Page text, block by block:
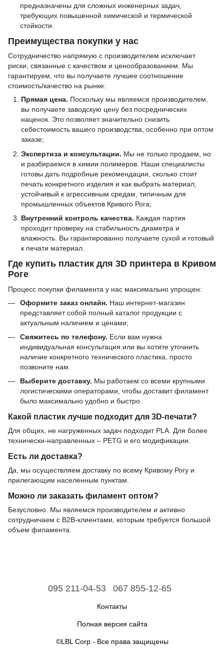
предназначены для сложных инженерных задач,
требующих повышенной химической и термической
стойкости.
Преимущества покупки у нас
Сотрудничество напрямую с производителем исключает
риски, связанные с качеством и ценообразованием. Мы
гарантируем, что вы получаете лучшее соотношение
стоимость/качество на рынке:
Прямая цена. Поскольку мы являемся производителем,
вы получаете заводскую цену без посреднических
наценок. Это позволяет значительно снизить
себестоимость вашего производства, особенно при оптом
заказе;
Экспертиза и консультации. Мы не только продаем, но
и разбираемся в химии полимеров. Наши специалисты
готовы дать подробные рекомендации, сколько стоит
печать конкретного изделия и как выбрать материал,
устойчивый к агрессивным средам, типичным для
промышленных объектов Кривого Рога;
Внутренний контроль качества. Каждая партия
проходит проверку на стабильность диаметра и
влажность. Вы гарантированно получаете сухой и готовый
к печати материал.
Где купить пластик для 3D принтера в Кривом
Роге
Процесс покупки филамента у нас максимально упрощен:
Оформите заказ онлайн. Наш интернет-магазин
представляет собой полный каталог продукции с
актуальным наличием и ценами;
Свяжитесь по телефону. Если вам нужна
индивидуальная консультация или вы хотите уточнить
наличие конкретного технического пластика, просто
позвоните нам.
Выберите доставку. Мы работаем со всеми крупными
логистическими операторами, чтобы доставит филамент
было максимально удобно и быстро.
Какой пластик лучше подходит для 3D-печати?
Для общих, не нагруженных задач подходит PLA. Для более
технически-направленных – PETG и его модификации.
Есть ли доставка?
Да, мы осуществляем доставку по всему Кривому Рогу и
прилегающим населенным пунктам.
Можно ли заказать филамент оптом?
Безусловно. Мы являемся производителем и активно
сотрудничаем с B2B-клиентами, которым требуется большой
объем филамента.
095 211-04-53 067 855-12-65
Контакты
Полная версия сайта
©LBL Corp - Все права защищены